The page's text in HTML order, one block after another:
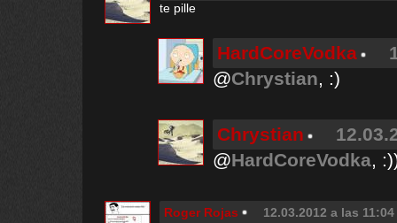
te pille
HardCoreVodka
@Chrystian, :)
Chrystian
@HardCoreVodka,
Roger Rojas
12.03.2012 a las 11:04